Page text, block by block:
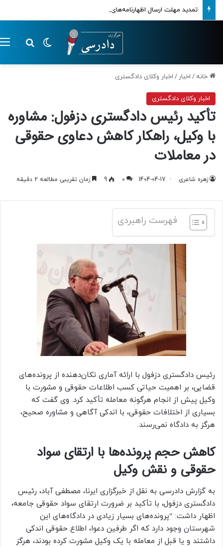
تمدید مهلت ارسال اظهارنامه‌های مالیاتی تا پایان تابستان 1405
تغییر پوسته
خانه / اخبار / اخبار وکلای دادگستری
اخبار وکلای دادگستری
تأکید رئیس دادگستری دزفول: مشاوره
با وکیل، راهکار کاهش دعاوی حقوقی
در معاملات
زهره شاعری 1404-04-17
0
9 زمان تقریبی مطالعه 2 دقیقه
فهرست راهبردی
رئیس دادگستری دزفول با ارائه آماری تکان‌دهنده از پرونده‌های
قضایی، بر اهمیت حیاتی کسب اطلاعات حقوقی و مشورت با
وکیل پیش از انجام هرگونه معامله تأکید کرد. وی گفت که
بسیاری از اختلافات حقوقی، با اندکی آگاهی و مشاوره صحیح،
هرگز به دادگاه نمی‌رسند.
کاهش حجم پرونده‌ها با ارتقای سواد
حقوقی و نقش وکیل
به گزارش دادرسی به نقل از خبرگزاری ایرنا، مصطفی آباد، رئیس
دادگستری دزفول، با تأکید بر ضرورت ارتقای سواد حقوقی جامعه،
اظهار داشت: “پرونده‌های بسیار زیادی در دادگاه‌های این
شهرستان وجود دارد که اگر طرفین دعوا، اطلاع حقوقی اندکی
داشتند و یا قبل از معامله با یک وکیل مشورت کرده بودند، هرگز